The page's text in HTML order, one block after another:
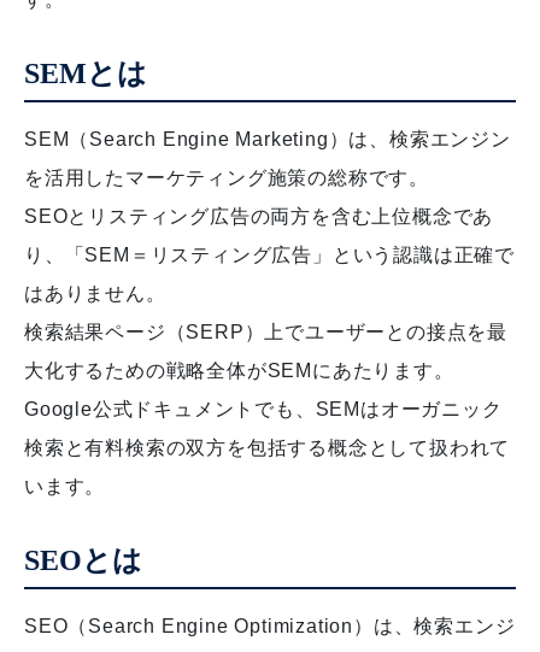
SEMとは
SEM（Search Engine Marketing）は、検索エンジン
を活用したマーケティング施策の総称です。
SEOとリスティング広告の両方を含む上位概念であ
り、「SEM＝リスティング広告」という認識は正確で
はありません。
検索結果ページ（SERP）上でユーザーとの接点を最
大化するための戦略全体がSEMにあたります。
Google公式ドキュメントでも、SEMはオーガニック
検索と有料検索の双方を包括する概念として扱われて
います。
SEOとは
SEO（Search Engine Optimization）は、検索エンジ